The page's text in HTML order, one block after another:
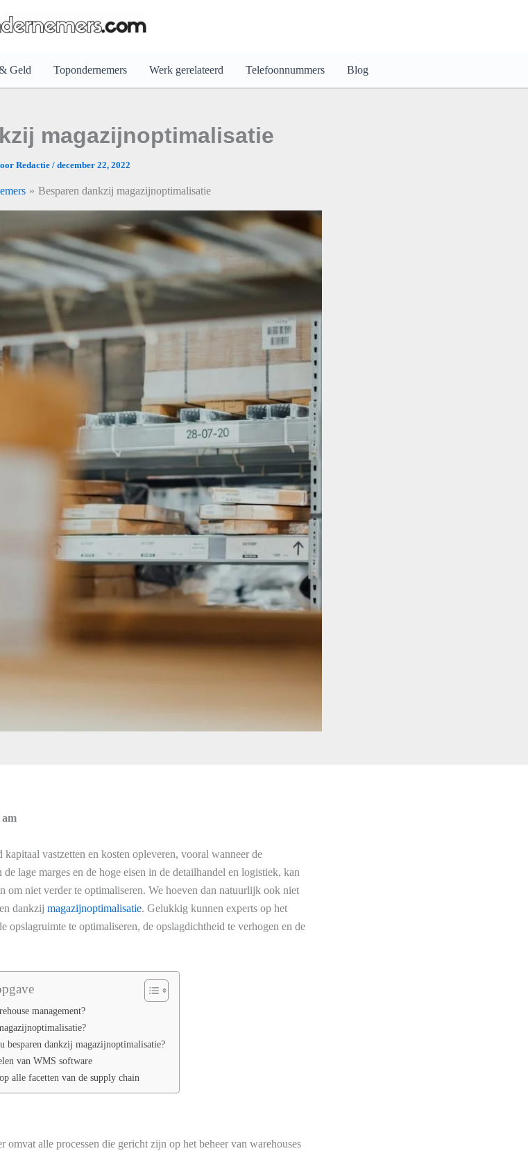
Geld Topondernemers Werk gerelateerd Telefoonnummers Blog
magazijnoptimalisatie
Redactie / december 22, 2022
Besparen dankzij magazijnoptimalisatie
am
vastzetten en kosten opleveren, vooral wanneer de
lage marges en de hoge eisen in de detailhandel en logistiek, kan
om niet verder te optimaliseren. We hoeven dan natuurlijk ook niet
dankzij magazijnoptimalisatie. Gelukkig kunnen experts op het
opslagruimte te optimaliseren, de opslagdichtheid te verhogen en de
management?
besparen dankzij magazijnoptimalisatie?
van WMS software
alle facetten van de supply chain
omvat alle processen die gericht zijn op het beheer van warehouses